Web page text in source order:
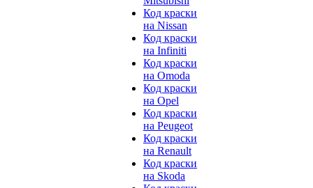
Код краски
на Nissan
Код краски
на Infiniti
Код краски
на Omoda
Код краски
на Opel
Код краски
на Peugeot
Код краски
на Renault
Код краски
на Skoda